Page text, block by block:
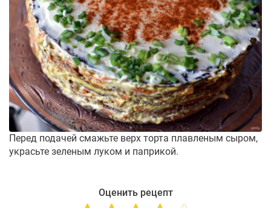
Перед подачей смажьте верх торта плавленым сыром,
украсьте зеленым луком и паприкой.
Оценить рецепт